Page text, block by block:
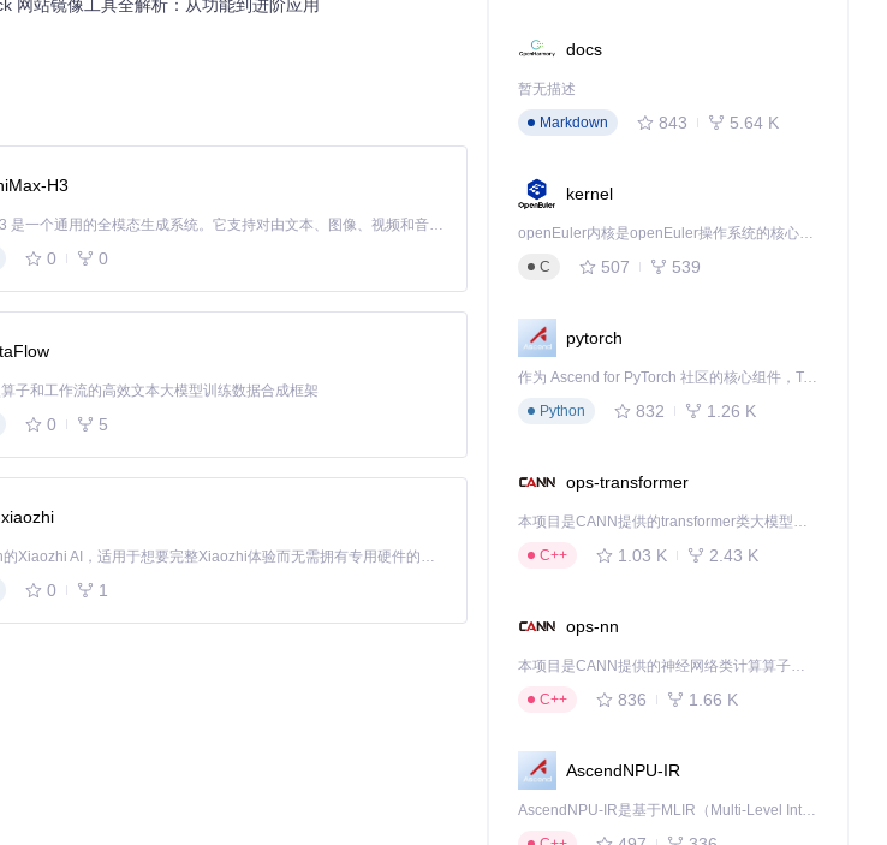
省带宽和时间。结合系统定时任务工具，还能实现网站镜像
crawl-test.sh]中的脚本示例，配置自动化任务，实现无
充分发挥这款工具的强大功能。
下载源代码
网站镜像工具全解析：从功能到进阶应用
H3
MiniMax H3 是一个通用的全模态生成系统。它支持对由文本、图像、视频和音频组成的多模态上下文进行统一理解，并能生成分辨率高达 2K、时长可达 15 秒的带原生立体声音频的视频。得益于面向任务泛化的系统设计，H3 在预训练阶段就已具备广泛的多模态上下文理解与生成能力，能够出色地执行复杂的多模态指令。
0 0
子和工作流的高效文本大模型训练数据合成框架
0 5
基于Python的Xiaozhi AI，适用于想要完整Xiaozhi体验而无需拥有专用硬件的用户。
0 1
docs
暂无描述
Markdown
843 5.64 K
kernel
openEuler内核是openEuler操作系统的核心，既是系统性能与稳定性的基石，也是连接处理器、设备与服务的桥梁。
C
507 539
pytorch
作为 Ascend for PyTorch 社区的核心组件，TorchNPU 是昇腾专为 PyTorch 打造的深度学习适配插件，使 PyTorch 框架能够直接调用昇腾 NPU，为开发者提供昇腾 AI 处理器的超强算力。
Python
832 1.26 K
ops-transformer
本项目是CANN提供的transformer类大模型算子库，实现网络在NPU上加速计算。
C++
1.03 K 2.43 K
ops-nn
本项目是CANN提供的神经网络类计算算子库，实现网络在NPU上加速计算。
C++
836 1.66 K
AscendNPU-IR
AscendNPU-IR是基于MLIR（Multi-Level Intermediate Representation）构建的，面向昇腾亲和算子编译时使用的中间表示，提供昇腾完备表达能力，通过编译优化提升昇腾AI处理器计算效率，支持通过生态框架使能昇腾AI处理器与深度调优